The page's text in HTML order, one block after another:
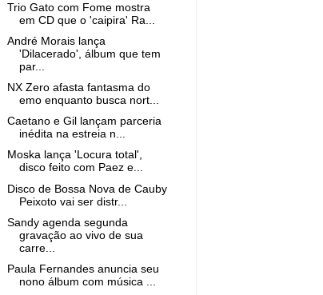
Trio Gato com Fome mostra
em CD que o 'caipira' Ra...
André Morais lança
'Dilacerado', álbum que tem
par...
NX Zero afasta fantasma do
emo enquanto busca nort...
Caetano e Gil lançam parceria
inédita na estreia n...
Moska lança 'Locura total',
disco feito com Paez e...
Disco de Bossa Nova de Cauby
Peixoto vai ser distr...
Sandy agenda segunda
gravação ao vivo de sua
carre...
Paula Fernandes anuncia seu
nono álbum com música ...